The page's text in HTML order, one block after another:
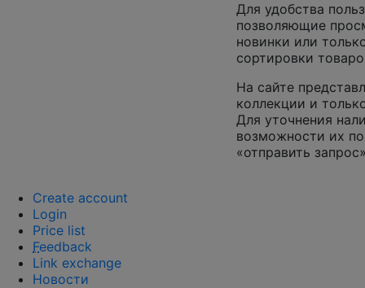
Для удобства
позволяющие
новинки или
сортировки
На сайте
коллекции и
Для уточнения
возможности их
«отправить
Create account
Login
Price list
Feedback
Link exchange
Новости